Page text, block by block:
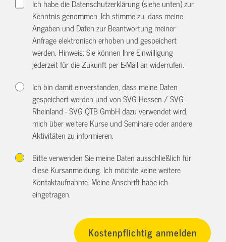
Ich habe die Datenschutzerklärung (siehe unten) zur
Kenntnis genommen. Ich stimme zu, dass meine
Angaben und Daten zur Beantwortung meiner
Anfrage elektronisch erhoben und gespeichert
werden. Hinweis: Sie können Ihre Einwilligung
jederzeit für die Zukunft per E-Mail anwiderrufen.
Ich bin damit einverstanden, dass meine Daten
gespeichert werden und von SVG Hessen / SVG
Rheinland - SVG QTB GmbH dazu verwendet wird,
mich über weitere Kurse und Seminare oder andere
Aktivitäten zu informieren.
Bitte verwenden Sie meine Daten ausschließlich für
diese Kursanmeldung. Ich möchte keine weitere
Kontaktaufnahme. Meine Anschrift habe ich
eingetragen.